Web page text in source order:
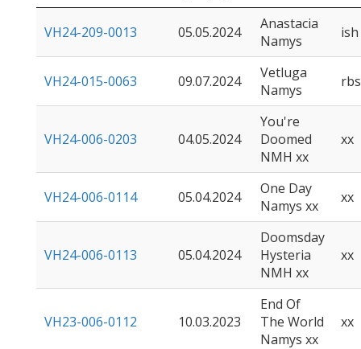
VH24-209-0013 05.05.2024
Anastacia
Namys
ish
VH24-015-0063 09.07.2024
Vetluga
Namys
VH24-006-0203 04.05.2024
You're
Doomed
NMH xx
xx
VH24-006-0114 05.04.2024
One Day
Namys xx
xx
VH24-006-0113 05.04.2024
Doomsday
Hysteria
NMH xx
xx
VH23-006-0112 10.03.2023
End Of
The World
Namys xx
xx